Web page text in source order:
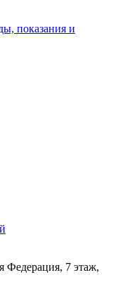
показания и
Федерация, 7 этаж,